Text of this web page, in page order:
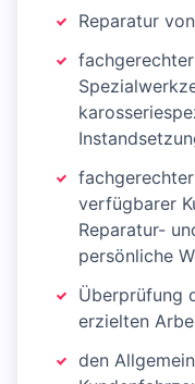
Reparatur
verfügbarer
Reparatur-
persönliche
Überprüfung
erzielten
den